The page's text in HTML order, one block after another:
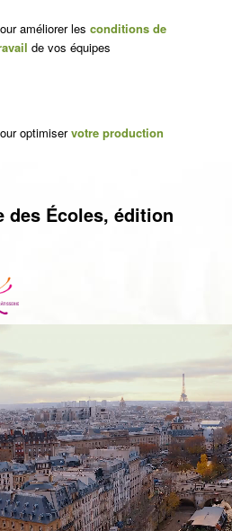
améliorer les conditions de
de vos équipes
optimiservotre production
des Écoles, édition